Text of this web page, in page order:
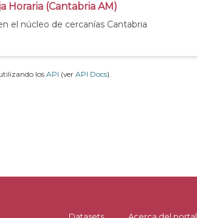
Horaria (Cantabria AM)
el núcleo de cercanías Cantabria
los API (ver API Docs).
Datasets Acerca del portal